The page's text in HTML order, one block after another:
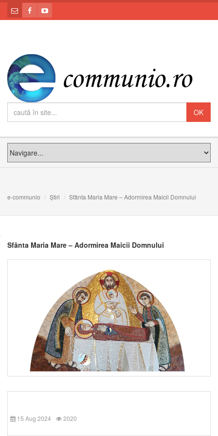
e-communio Știri Sfânta Maria Mare – Adormirea Maicii Domnului
Sfânta Maria Mare – Adormirea Maicii Domnului
15 Aug 2024 2020